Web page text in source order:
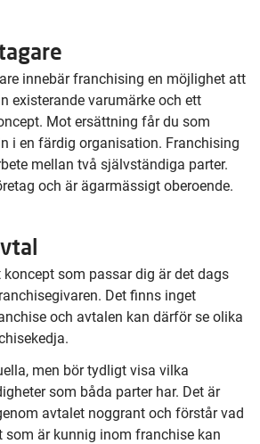
innebär franchising en möjlighet att
existerande varumärke och ett
Mot ersättning får du som
i en färdig organisation. Franchising
mellan två självständiga parter.
och är ägarmässigt oberoende.
som passar dig är det dags
Det finns inget
och avtalen kan därför se olika
men bör tydligt visa vilka
som båda parter har. Det är
avtalet noggrant och förstår vad
som är kunnig inom franchise kan